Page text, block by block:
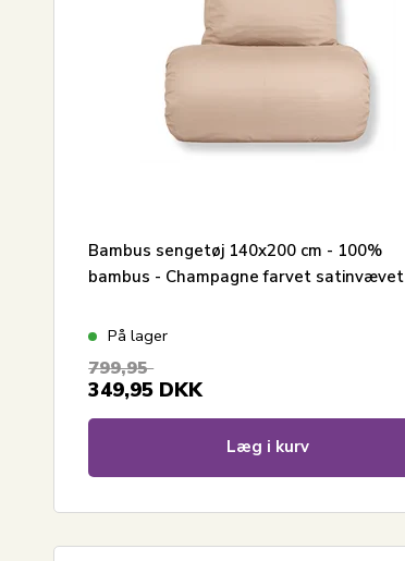
Bambus sengetøj 140x200 cm - 100%
bambus - Champagne farvet satinvævet
På lager
799,95
349,95 DKK
Læg i kurv